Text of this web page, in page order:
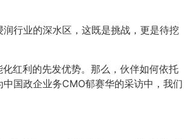
行业的深水区，这既是挑战，更是待挖
红利的先发优势。那么，伙伴如何依托
国政企业务CMO郁赛华的采访中，我们